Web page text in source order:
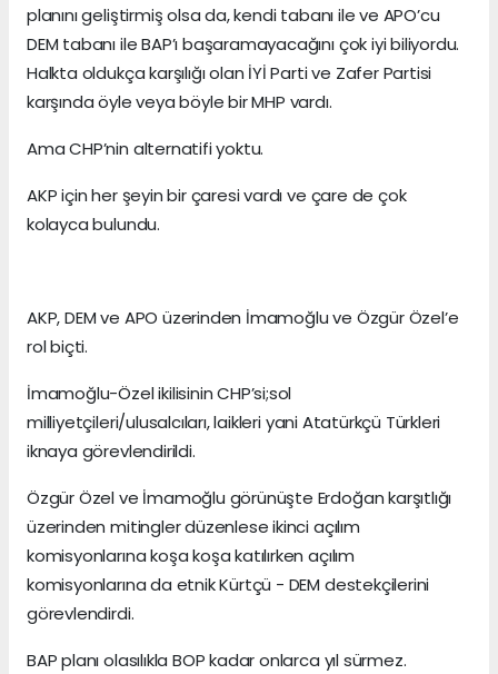
planını geliştirmiş olsa da, kendi tabanı ile ve APO’cu
DEM tabanı ile BAP’ı başaramayacağını çok iyi biliyordu.
Halkta oldukça karşılığı olan İYİ Parti ve Zafer Partisi
karşında öyle veya böyle bir MHP vardı.
Ama CHP’nin alternatifi yoktu.
AKP için her şeyin bir çaresi vardı ve çare de çok
kolayca bulundu.
AKP, DEM ve APO üzerinden İmamoğlu ve Özgür Özel’e
rol biçti.
İmamoğlu-Özel ikilisinin CHP’si;sol
milliyetçileri/ulusalcıları, laikleri yani Atatürkçü Türkleri
iknaya görevlendirildi.
Özgür Özel ve İmamoğlu görünüşte Erdoğan karşıtlığı
üzerinden mitingler düzenlese ikinci açılım
komisyonlarına koşa koşa katılırken açılım
komisyonlarına da etnik Kürtçü - DEM destekçilerini
görevlendirdi.
BAP planı olasılıkla BOP kadar onlarca yıl sürmez.